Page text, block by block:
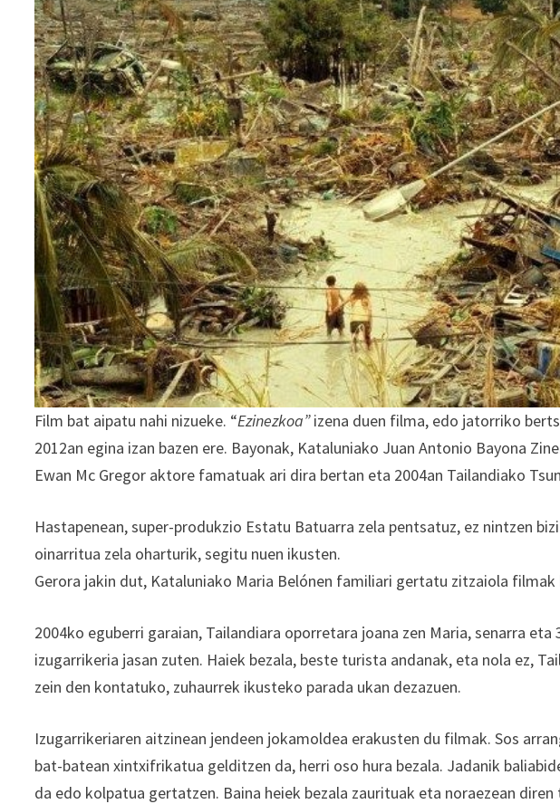
Film bat aipatu nahi nizueke. “Ezinezkoa”izena duen filma, edo jatorriko
2012an egina izan bazen ere. Bayonak, Kataluniako Juan Antonio Bayona
Ewan Mc Gregor aktore famatuak ari dira bertan eta 2004an Tailandiako
Hastapenean, super-produkzio Estatu Batuarra zela pentsatuz, ez nintzen
oinarritua zela oharturik, segitu nuen ikusten.
Gerora jakin dut, Kataluniako Maria Belónen familiari gertatu zitzaiola
2004ko eguberri garaian, Tailandiara oporretara joana zen Maria, senarra
izugarrikeria jasan zuten. Haiek bezala, beste turista andanak, eta nola ez,
zein den kontatuko, zuhaurrek ikusteko parada ukan dezazuen.
Izugarrikeriaren aitzinean jendeen jokamoldea erakusten du filmak. Sos
bat-batean xintxifrikatua gelditzen da, herri oso hura bezala. Jadanik
da edo kolpatua gertatzen. Baina heiek bezala zaurituak eta noraezean